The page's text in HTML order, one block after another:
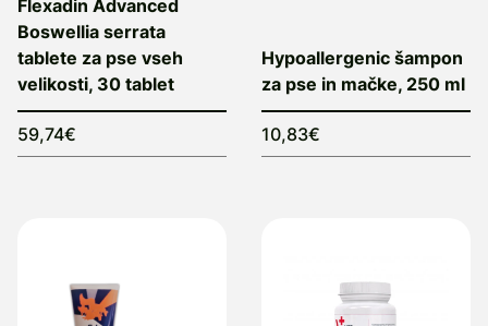
Flexadin Advanced
Boswellia serrata
tablete za pse vseh
velikosti, 30 tablet
59,74€
Hypoallergenic šampon
za pse in mačke, 250 ml
10,83€